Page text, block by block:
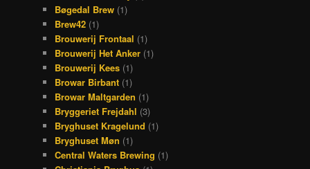
Bøgedal Brew (1)
Brew42 (1)
Brouwerij Frontaal (1)
Brouwerij Het Anker (1)
Brouwerij Kees (1)
Browar Birbant (1)
Browar Maltgarden (1)
Bryggeriet Frejdahl (3)
Bryghuset Kragelund (1)
Bryghuset Møn (1)
Central Waters Brewing (1)